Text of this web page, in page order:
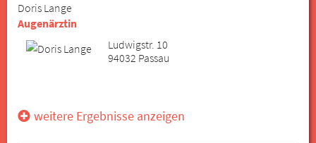
Doris Lange
Augenärztin
Ludwigstr. 10
94032 Passau
weitere Ergebnisse anzeigen